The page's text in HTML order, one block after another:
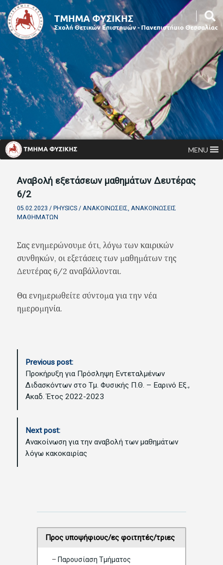
MENU
Αναβολή εξετάσεων μαθημάτων Δευτέρας
6/2
05.02.2023 / PHYSICS / ΑΝΑΚΟΙΝΏΣΕΙΣ, ΑΝΑΚΟΙΝΏΣΕΙΣ
ΜΑΘΗΜΆΤΩΝ
Σας ενημερώνουμε ότι, λόγω των καιρικών
συνθηκών, οι εξετάσεις των μαθημάτων της
Δευτέρας 6/2 αναβάλλονται.
Θα ενημερωθείτε σύντομα για την νέα
ημερομηνία.
a
t
Previous post:
Προκήρυξη για Πρόσληψη Εντεταλμένων
Διδασκόντων στο Τμ. Φυσικής Π.Θ. – Εαρινό Εξ.,
Ακαδ. Έτος 2022-2023
Next post:
Ανακοίνωση για την αναβολή των μαθημάτων
λόγω κακοκαιρίας
Προς υποψήφιους/ες φοιτητές/τριες
– Παρουσίαση Τμήματος